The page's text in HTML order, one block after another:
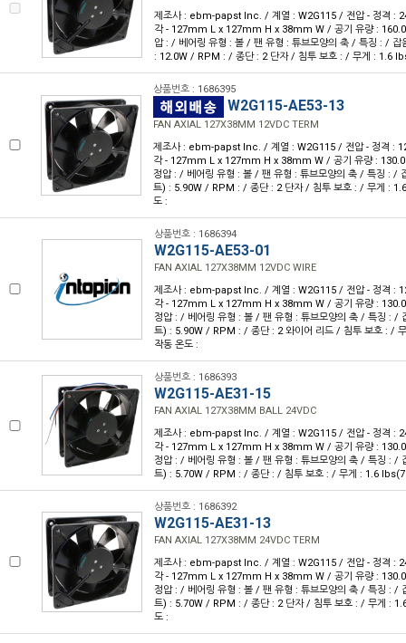
제조사 : ebm-papst Inc. / 계열 : W2G115 / 전압 - 정격 :
각 - 127mm L x 127mm H x 38mm W / 공기 유량 :
압 : / 베어링 유형 : 볼 / 팬 유형 : 튜브모양의 축 / 특징 : /
: 12.0W / RPM : / 종단 : 2 단자 / 침투 보호 : / 무게 : 1.6
상품번호 : 1686395
W2G115-AE53-13
FAN AXIAL 127X38MM 12VDC TERM
제조사 : ebm-papst Inc. / 계열 : W2G115 / 전압 - 정격 :
각 - 127mm L x 127mm H x 38mm W / 공기 유량 :
정압 : / 베어링 유형 : 볼 / 팬 유형 : 튜브모양의 축 / 특징 : /
트) : 5.90W / RPM : / 종단 : 2 단자 / 침투 보호 : / 무게 :
도 :
상품번호 : 1686394
W2G115-AE53-01
FAN AXIAL 127X38MM 12VDC WIRE
제조사 : ebm-papst Inc. / 계열 : W2G115 / 전압 - 정격 :
각 - 127mm L x 127mm H x 38mm W / 공기 유량 :
정압 : / 베어링 유형 : 볼 / 팬 유형 : 튜브모양의 축 / 특징 : /
트) : 5.90W / RPM : / 종단 : 2 와이어 리드 / 침투 보호 : /
작동 온도 :
상품번호 : 1686393
W2G115-AE31-15
FAN AXIAL 127X38MM BALL 24VDC
제조사 : ebm-papst Inc. / 계열 : W2G115 / 전압 - 정격 :
각 - 127mm L x 127mm H x 38mm W / 공기 유량 :
정압 : / 베어링 유형 : 볼 / 팬 유형 : 튜브모양의 축 / 특징 : /
트) : 5.70W / RPM : / 종단 : / 침투 보호 : / 무게 : 1.6
상품번호 : 1686392
W2G115-AE31-13
FAN AXIAL 127X38MM 24VDC TERM
제조사 : ebm-papst Inc. / 계열 : W2G115 / 전압 - 정격 :
각 - 127mm L x 127mm H x 38mm W / 공기 유량 :
정압 : / 베어링 유형 : 볼 / 팬 유형 : 튜브모양의 축 / 특징 : /
트) : 5.70W / RPM : / 종단 : 2 단자 / 침투 보호 : / 무게 :
도 :